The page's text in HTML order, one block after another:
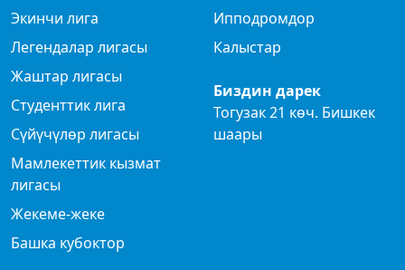
Экинчи лига
Легендалар лигасы
Жаштар лигасы
Студенттик лига
Сүйүчүлөр лигасы
Мамлекеттик кызмат
лигасы
Жекеме-жеке
Башка кубоктор
Ипподромдор
Калыстар
Биздин дарек
Тогузак 21 көч. Бишкек
шаары